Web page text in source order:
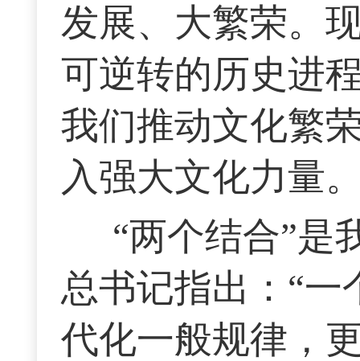
发展、大繁荣。
可逆转的历史进
我们推动文化繁
入强大文化力量
“两个结合”是
总书记指出：“
代化一般规律，